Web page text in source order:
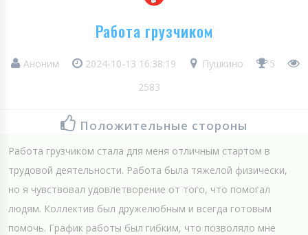
Работа грузчиком
Аноним 2024-10-13 16:38:19 Пушкино
5
2583
Положительные стороны
Работа грузчиком стала для меня отличным стартом в
трудовой деятельности. Работа была тяжелой физически,
но я чувствовал удовлетворение от того, что помогал
людям. Коллектив был дружелюбным и всегда готовым
помочь. График работы был гибким, что позволяло мне